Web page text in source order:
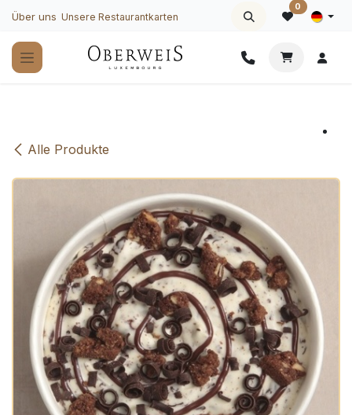
Zum Inhalt springen
Über uns Unsere Restaurantkarten
0
Alle Produkte